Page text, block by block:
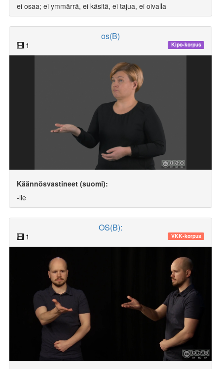
ei osaa; ei ymmärrä, ei käsitä, ei tajua, ei oivalla
os(B)
1 Kipo-korpus
Käännösvastineet (suomi):
-lle
OS(B):
1 VKK-korpus